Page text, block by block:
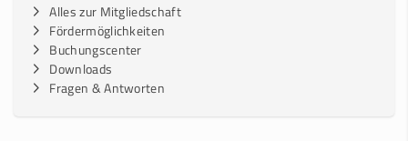
Alles zur Mitgliedschaft
Fördermöglichkeiten
Buchungscenter
Downloads
Fragen & Antworten